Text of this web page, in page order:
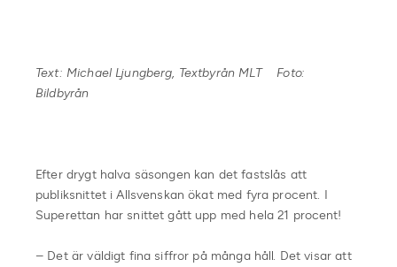
Text: Michael Ljungberg, Textbyrån MLT Foto:
Bildbyrån
Efter drygt halva säsongen kan det fastslås att
publiksnittet i Allsvenskan ökat med fyra procent. I
Superettan har snittet gått upp med hela 21 procent!
– Det är väldigt fina siffror på många håll. Det visar att